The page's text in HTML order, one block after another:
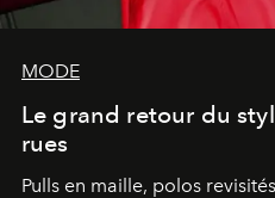
MODE
Le grand retour du
rues
Pulls en maille, polos